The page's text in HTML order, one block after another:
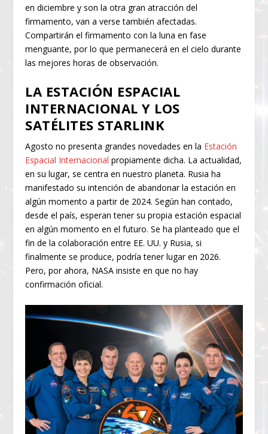
en diciembre y son la otra gran atracción del
firmamento, van a verse también afectadas.
Compartirán el firmamento con la luna en fase
menguante, por lo que permanecerá en el cielo durante
las mejores horas de observación.
LA ESTACIÓN ESPACIAL
INTERNACIONAL Y LOS
SATÉLITES STARLINK
Agosto no presenta grandes novedades en la Estación
Espacial Internacional propiamente dicha. La actualidad,
en su lugar, se centra en nuestro planeta. Rusia ha
manifestado su intención de abandonar la estación en
algún momento a partir de 2024. Según han contado,
desde el país, esperan tener su propia estación espacial
en algún momento en el futuro. Se ha planteado que el
fin de la colaboración entre EE. UU. y Rusia, si
finalmente se produce, podría tener lugar en 2026.
Pero, por ahora, NASA insiste en que no hay
confirmación oficial.